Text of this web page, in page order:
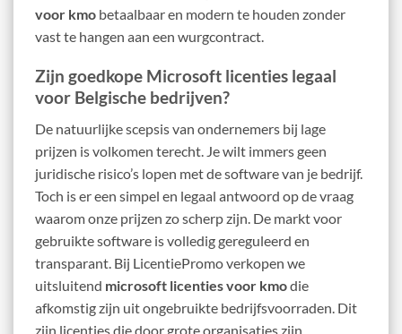
voor kmo betaalbaar en modern te houden zonder
vast te hangen aan een wurgcontract.
Zijn goedkope Microsoft licenties legaal
voor Belgische bedrijven?
De natuurlijke scepsis van ondernemers bij lage
prijzen is volkomen terecht. Je wilt immers geen
juridische risico’s lopen met de software van je bedrijf.
Toch is er een simpel en legaal antwoord op de vraag
waarom onze prijzen zo scherp zijn. De markt voor
gebruikte software is volledig gereguleerd en
transparant. Bij LicentiePromo verkopen we
uitsluitend microsoft licenties voor kmodie
afkomstig zijn uit ongebruikte bedrijfsvoorraden. Dit
zijn licenties die door grote organisaties zijn